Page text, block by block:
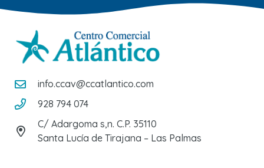
info.ccav@ccatlantico.com
928 794 074
C/ Adargoma s,n. C.P. 35110
Santa Lucía de Tirajana – Las Palmas